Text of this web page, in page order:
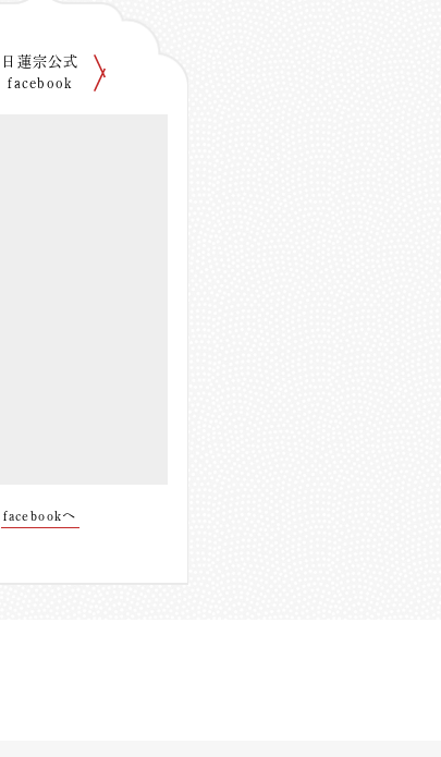
日蓮宗公式
facebook
facebookへ